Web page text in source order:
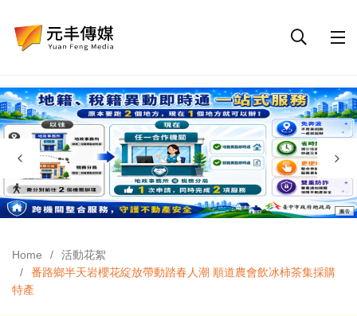
Home
活動花絮
番路鄉半天岩櫻花綻放帶動踏春人潮 順道農會飲冰柿茶集採購
特產